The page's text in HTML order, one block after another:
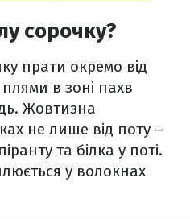
сорочку?
прати окремо від
в зоні пахв
Жовтизна
не лише від поту –
та білка у поті.
у волокнах